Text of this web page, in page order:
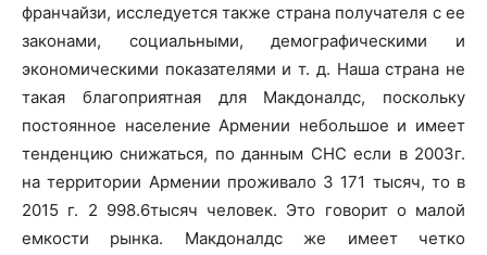
франчайзи, исследуется также страна получателя с ее
законами, социальными, демографическими и
экономическими показателями и т. д. Наша страна не
такая благоприятная для Макдоналдс, поскольку
постоянное население Армении небольшое и имеет
тенденцию снижаться, по данным СНС если в 2003г.
на территории Армении проживало 3 171 тысяч, то в
2015 г. 2 998.6тысяч человек. Это говорит о малой
емкости рынка. Макдоналдс же имеет четко